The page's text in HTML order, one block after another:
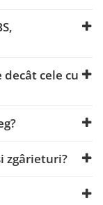
cele cu
zgârieturi?